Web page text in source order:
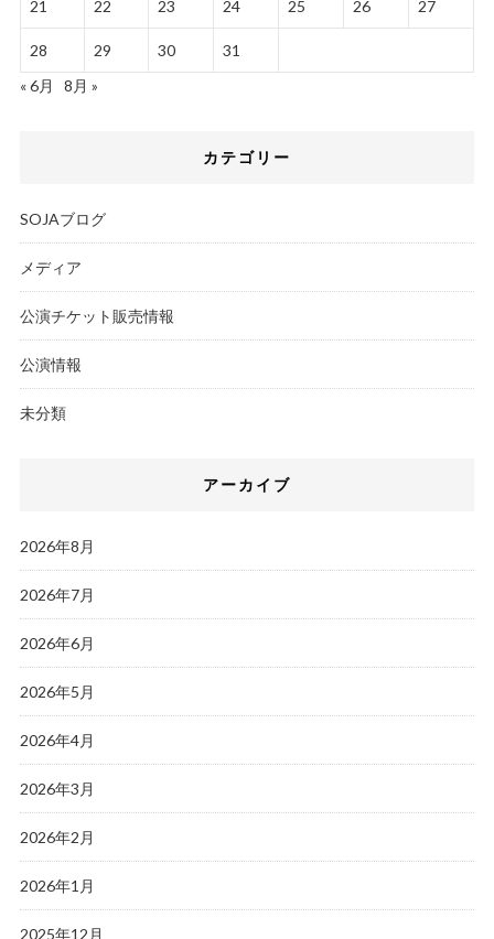
21 22 23 24 25 26 27
28 29 30
31
« 6月
8月 »
カテゴリー
SOJAブログ
メディア
公演チケット販売情報
公演情報
未分類
アーカイブ
2026年8月
2026年7月
2026年6月
2026年5月
2026年4月
2026年3月
2026年2月
2026年1月
2025年12月